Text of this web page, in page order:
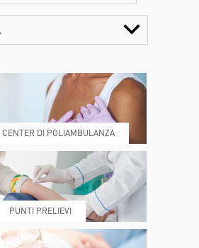
ESAMI E VISITE
CENTER DI POLIAMBULANZA
PUNTI PRELIEVI